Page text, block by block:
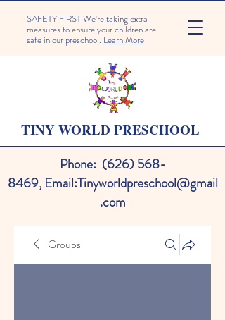
SAFETY FIRST We're taking extra
measures to ensure your children are
safe in our preschool. Learn More
TINY WORLD PRESCHOOL
Phone: (626) 568-
8469, Email:Tinyworldpreschool@gmail
.com
Groups